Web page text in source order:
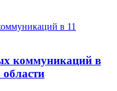
коммуникаций в